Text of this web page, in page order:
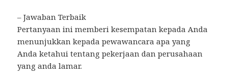
– Jawaban Terbaik
Pertanyaan ini memberi kesempatan kepada Anda
menunjukkan kepada pewawancara apa yang
Anda ketahui tentang pekerjaan dan perusahaan
yang anda lamar.